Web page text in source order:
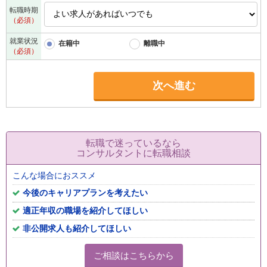
転職時期
（必須）
就業状況
（必須）
在籍中 離職中
次へ進む
転職で迷っているなら
コンサルタントに転職相談
こんな場合におススメ
今後のキャリアプランを考えたい
適正年収の職場を紹介してほしい
非公開求人も紹介してほしい
ご相談はこちらから